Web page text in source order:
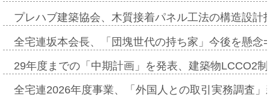
プレハブ建築協会、木質接着パネル工法の構造設
全宅連坂本会長、「団塊世代の持ち家」今後を懸
29年度までの「中期計画」を発表、建築物LCCO2
全宅連2026年度事業、「外国人との取引実務調査